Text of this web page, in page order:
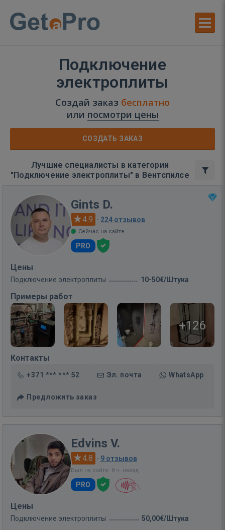
Подключение
электроплиты
Создай заказ бесплатно
или посмотри цены
СОЗДАТЬ ЗАКАЗ
Лучшие специалисты в категории
"Подключение электроплиты" в Вентспилсе
Gints D.
4.9 · 224 отзывов
Сейчас на сайте
PRO
Цены
Подключение электроплиты 10-50€/Штука
Примеры работ
+126
Контакты
+371 *** *** 52 Эл. почта WhatsApp
Предложить заказ
Edvins V.
4.8 · 9 отзывов
Был на сайте: 8 ч. назад
PRO
Цены
Подключение электроплиты 50,00€/Штука